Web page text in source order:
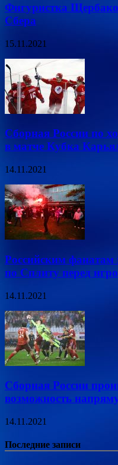
Фигуристка
Сбера
15.11.2021
Сборная России по
в матче Кубка
14.11.2021
Российским фанатам
по Сплиту перед
14.11.2021
Сборная России
возможность
14.11.2021
Последние записи